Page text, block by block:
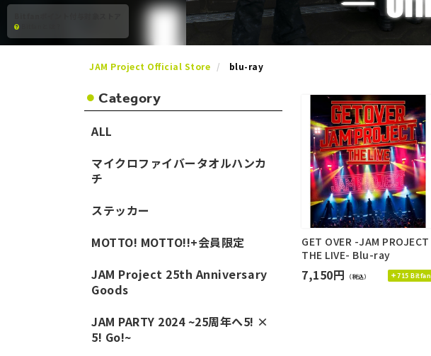
JAM Project Official Store blu-ray
GET OVER -JAM PROJECT
THE LIVE- Blu-ray
7,150円 （税込） 715 Bitfan
Category
ALL
マイクロファイバータオルハンカ
チ
​ステッカー
MOTTO! MOTTO!!+会員限定
JAM Project 25th Anniversary
Goods
JAM PARTY 2024 ~25周年へ5! ×
5! Go!~